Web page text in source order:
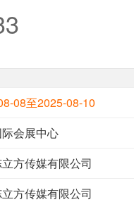
08至2025-08-10
会展中心
方传媒有限公司
方传媒有限公司